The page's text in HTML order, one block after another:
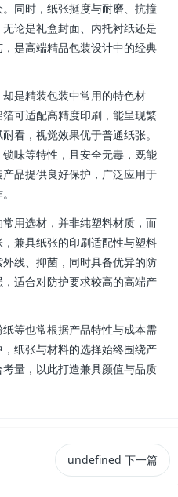
同时，纸张挺度与耐磨、抗撞
论是礼盒封面、内托衬纸还是
是高端精品包装设计中的经典
是精装包装中常用的特色材
可适配高精度印刷，能呈现繁
看，视觉效果优于普通纸张。
味等特性，且安全无毒，既能
品提供良好保护，广泛应用于
用选材，并非纯塑料材质，而
兼具纸张的印刷适配性与塑料
线、抑菌，同时具备优异的防
适合对防护要求较高的高端产
等也常根据产品特性与成本需
纸张与材料的选择始终围绕产
量，以此打造兼具颜值与品质
undefined 下一篇